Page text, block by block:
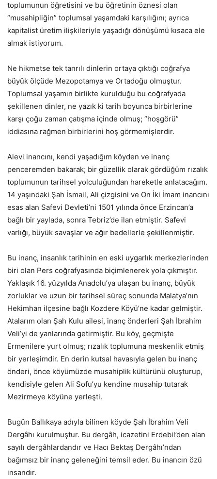
toplumunun öğretisini ve bu öğretinin öznesi olan
“musahipliğin” toplumsal yaşamdaki karşılığını; ayrıca
kapitalist üretim ilişkileriyle yaşadığı dönüşümü kısaca ele
almak istiyorum.
Ne hikmetse tek tanrılı dinlerin ortaya çıktığı coğrafya
büyük ölçüde Mezopotamya ve Ortadoğu olmuştur.
Toplumsal yaşamın birlikte kurulduğu bu coğrafyada
şekillenen dinler, ne yazık ki tarih boyunca birbirlerine
karşı çoğu zaman çatışma içinde olmuş; “hoşgörü”
iddiasına rağmen birbirlerini hoş görmemişlerdir.
Alevi inancını, kendi yaşadığım köyden ve inanç
penceremden bakarak; bir güzellik olarak gördüğüm rızalık
toplumunun tarihsel yolculuğundan hareketle anlatacağım.
14 yaşındaki Şah İsmail, Ali çizgisini ve On İki İmam inancını
esas alan Safevi Devleti’ni 1501 yılında önce Erzincan’a
bağlı bir yaylada, sonra Tebriz’de ilan etmiştir. Safevi
varlığı, büyük savaşlar ve ağır bedellerle şekillenmiştir.
Bu inanç, insanlık tarihinin en eski uygarlık merkezlerinden
biri olan Pers coğrafyasında biçimlenerek yola çıkmıştır.
Yaklaşık 16. yüzyılda Anadolu’ya ulaşan bu inanç, büyük
zorluklar ve uzun bir tarihsel süreç sonunda Malatya’nın
Hekimhan ilçesine bağlı Kozdere Köyü’ne kadar gelmiştir.
Atalarım olan Şah Kulu ailesi, inanç önderleri Şah İbrahim
Veli’yi de yanlarında getirmiştir. Bu köy, geçmişte
Ermenilere yurt olmuş; rızalık toplumuna meskenlik etmiş
bir yerleşimdir. En derin kutsal havasıyla gelen bu inanç
önderi, önce köyümüzde musahiplik kültürünü oluşturup,
kendisiyle gelen Ali Sofu’yu kendine musahip tutarak
Mezirmeye köyüne yerleşti.
Bugün Ballıkaya adıyla bilinen köyde Şah İbrahim Veli
Dergâhı kurulmuştur. Bu dergâh, icazetini Erdebil’den alan
sayılı dergâhlardandır ve Hacı Bektaş Dergâhı’ndan
bağımsız bir inanç geleneğini temsil eder. Bu inancın özü
insandır.